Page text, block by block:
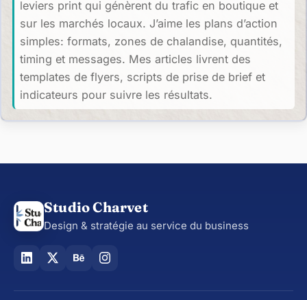
leviers print qui génèrent du trafic en boutique et
sur les marchés locaux. J’aime les plans d’action
simples: formats, zones de chalandise, quantités,
timing et messages. Mes articles livrent des
templates de flyers, scripts de prise de brief et
indicateurs pour suivre les résultats.
Studio Charvet
Design & stratégie au service du business